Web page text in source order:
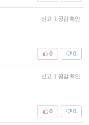
신고 | 공감 확인
0
0
신고 | 공감 확인
0
0